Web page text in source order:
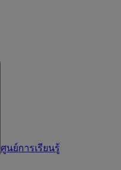
ศูนย์การเรียนรู้